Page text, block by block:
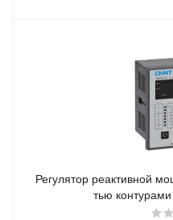
Регулятор реактивной
тью